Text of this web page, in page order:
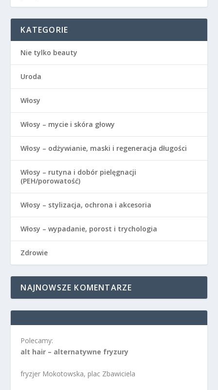
KATEGORIE
Nie tylko beauty
Uroda
Włosy
Włosy – mycie i skóra głowy
Włosy – odżywianie, maski i regeneracja długości
Włosy – rutyna i dobór pielęgnacji
(PEH/porowatość)
Włosy – stylizacja, ochrona i akcesoria
Włosy – wypadanie, porost i trychologia
Zdrowie
NAJNOWSZE KOMENTARZE
Polecamy:
alt hair – alternatywne fryzury
fryzjer Mokotowska, plac Zbawiciela